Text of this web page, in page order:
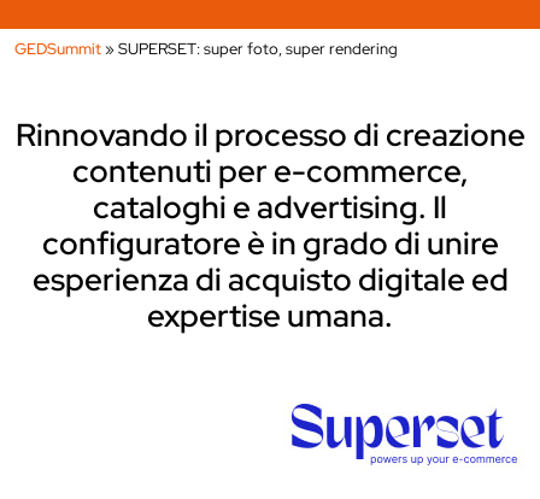
GEDSummit»SUPERSET: super foto, super rendering
Rinnovando il processo di creazione
contenuti per e-commerce,
cataloghi e advertising. Il
configuratore è in grado di unire
esperienza di acquisto digitale ed
expertise umana.